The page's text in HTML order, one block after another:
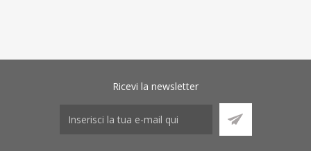
Ricevi la newsletter